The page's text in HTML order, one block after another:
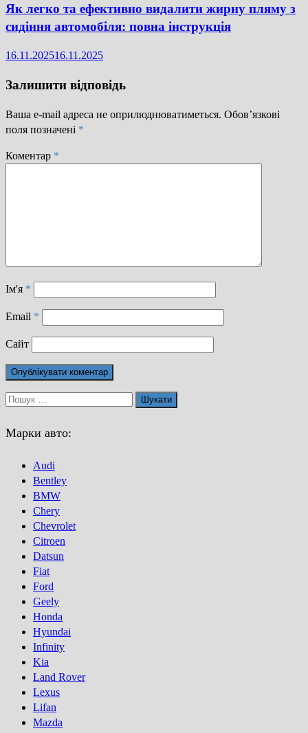
Як легко та ефективно видалити жирну пляму з
сидіння автомобіля: повна інструкція
16.11.202516.11.2025
Залишити відповідь
Ваша e-mail адреса не оприлюднюватиметься. Обов’язкові
поля позначені *
Коментар *
Ім'я *
Email *
Сайт
Пошук:
Марки авто:
Audi
Bentley
BMW
Chery
Chevrolet
Citroen
Datsun
Fiat
Ford
Geely
Honda
Hyundai
Infinity
Kia
Land Rover
Lexus
Lifan
Mazda